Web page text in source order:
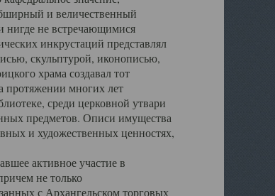
и величественный
нигде не встречающимися
инкрустаций представлял
скульптурой, иконописью,
храма создавал тот
протяжении многих лет
среди церковной утвари
предметов. Описи имущества
и художественных ценностях,
активное участие в
не только
с Архангельском торговых